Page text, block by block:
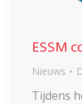
ESSM
Nieuws
Tijdens